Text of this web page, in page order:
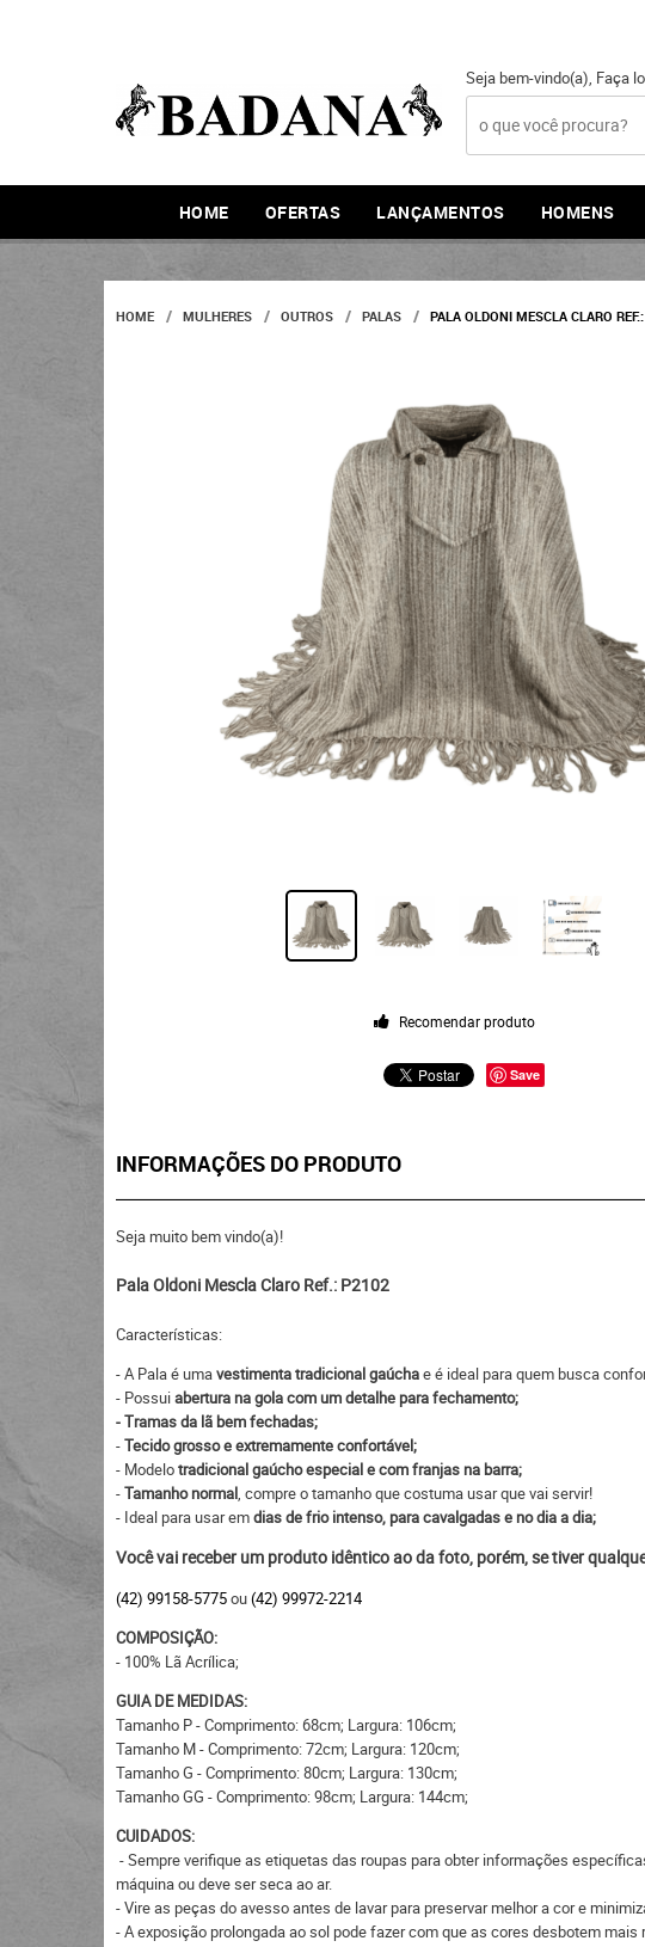
Seja bem-vindo(a), Faça
HOME OFERTAS LANÇAMENTOS HOMENS
HOME MULHERES OUTROS PALAS PALA OLDONI MESCLA CLARO
Recomendar produto
Save
INFORMAÇÕES DO PRODUTO
Seja muito bem vindo(a)!
Pala Oldoni Mescla Claro Ref.: P2102
Características:
- A Pala é umavestimenta tradicional gaúchae é ideal para quem busca
- Possuiabertura na gola com um detalhe para fechamento;
- Tramas da lã bem fechadas;
-Tecido grosso e extremamente confortável;
- Modelotradicional gaúcho especial e com franjas na barra;
-Tamanho normal, compre o tamanho que costuma usar que vai servir!
- Ideal para usar emdias de frio intenso, para cavalgadas e no dia a dia;
Você vai receber um produto idêntico ao da foto, porém, se tiver
(42) 99158-5775ou(42) 99972-2214
COMPOSIÇÃO:
- 100% Lã Acrílica;
GUIA DE MEDIDAS:
Tamanho P - Comprimento: 68cm; Largura: 106cm;
Tamanho M - Comprimento: 72cm; Largura: 120cm;
Tamanho G - Comprimento: 80cm; Largura: 130cm;
Tamanho GG - Comprimento: 98cm; Largura: 144cm;
CUIDADOS:
- Sempre verifique as etiquetas das roupas para obter informações
máquina ou deve ser seca ao ar.
- Vire as peças do avesso antes de lavar para preservar melhor a cor e
- A exposição prolongada ao sol pode fazer com que as cores desbotem mais